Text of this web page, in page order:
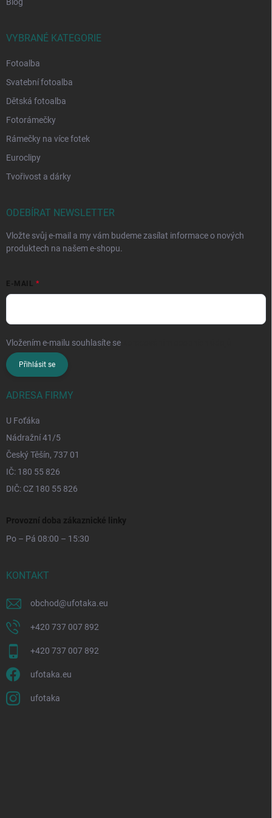
Blog
VYBRANÉ KATEGORIE
Fotoalba
Svatební fotoalba
Dětská fotoalba
Fotorámečky
Rámečky na více fotek
Euroclipy
Tvořivost a dárky
ODEBÍRAT NEWSLETTER
Vložte svůj e-mail a my vám budeme zasílat informace o nových
produktech na našem e-shopu.
E-MAIL
Vložením e-mailu souhlasíte se
Přihlásit se
ADRESA FIRMY
U Foťáka
Nádražní 41/5
Český Těšín, 737 01
IČ: 180 55 826
DIČ: CZ 180 55 826
Provozní doba zákaznické linky
Po – Pá 08:00 – 15:30
KONTAKT
obchod@ufotaka.eu
+420 737 007 892
+420 737 007 892
ufotaka.eu
ufotaka